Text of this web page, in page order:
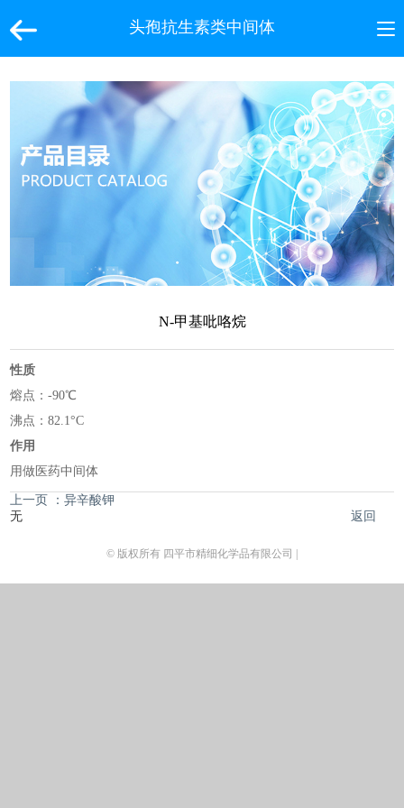
头孢抗生素类中间体
N-甲基吡咯烷
性质
熔点：-90℃
沸点：82.1°C
作用
用做医药中间体
上一页 ：异辛酸钾
无
返回
© 版权所有 四平市精细化学品有限公司 |